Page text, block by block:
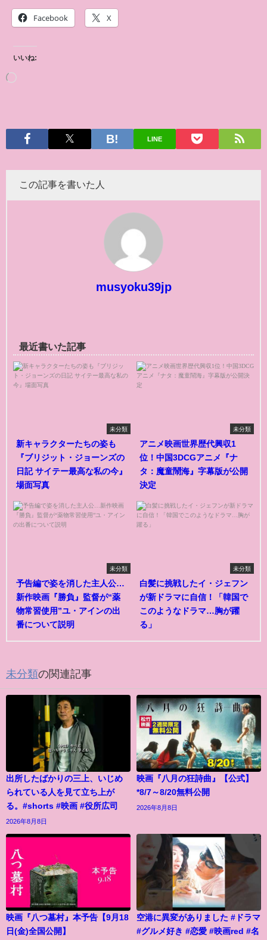
Facebook X
いいね:
LINE
この記事を書いた人
musyoku39jp
最近書いた記事
未分類
新キャラクターたちの姿も
『ブリジット・ジョーンズの
日記 サイテー最高な私の今』
場面写真
未分類
アニメ映画世界歴代興収1
位！中国3DCGアニメ『ナ
タ：魔童鬧海』字幕版が公開
決定
未分類
予告編で姿を消した主人公…
新作映画『勝負』監督が“薬
物常習使用”ユ・アインの出
番について説明
未分類
白髪に挑戦したイ・ジェフン
が新ドラマに自信！「韓国で
このようなドラマ…胸が躍
る」
未分類の関連記事
出所したばかりの三上、いじめ
られている人を見て立ち上が
る。#shorts #映画 #役所広司
2026年8月8日
映画『八月の狂詩曲』【公式】
*8/7～8/20無料公開
2026年8月8日
映画『八つ墓村』本予告【9月18
日(金)全国公開】
空港に異変がありました #ドラマ
#グルメ好き #恋愛 #映画red #名